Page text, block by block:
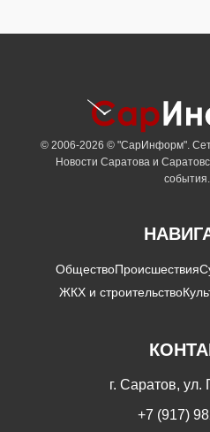
© 2006-2026 © "СарИнформ".
Новости Саратова и
ОбществоПроисшествия
ЖКХ и строительство
г. Саратов, ул.
+7 (917)